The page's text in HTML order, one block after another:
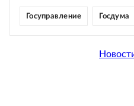
Госуправление Госдума